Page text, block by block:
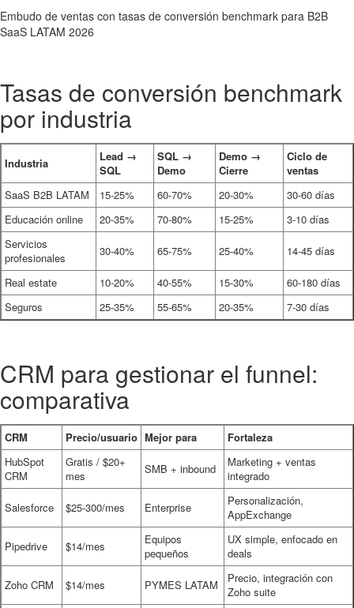
Embudo de ventas con tasas de conversión benchmark para B2B
SaaS LATAM 2026
Tasas de conversión benchmark
por industria
Industria
Lead →
SQL
SQL →
Demo
Demo →
Cierre
Ciclo de
ventas
SaaS B2B LATAM
15-25% 60-70% 20-30%
30-60 días
Educación online
20-35% 70-80% 15-25%
3-10 días
Servicios
profesionales
30-40% 65-75% 25-40% 14-45 días
Real estate 10-20% 40-55% 15-30%
60-180 días
Seguros
25-35% 55-65% 20-35% 7-30 días
CRM para gestionar el funnel:
comparativa
CRM Precio/usuario Mejor para
Fortaleza
HubSpot
CRM
Gratis / $20+
mes
SMB + inbound
Marketing + ventas
integrado
Salesforce $25-300/mes Enterprise
Personalización,
AppExchange
Pipedrive $14/mes
Equipos
pequeños
UX simple, enfocado en
deals
Zoho CRM $14/mes PYMES LATAM
Precio, integración con
Zoho suite